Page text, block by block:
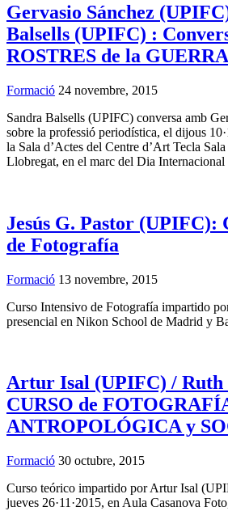
Gervasio Sánchez
Balsells (UPIFC) :
ROSTRES de la
Formació 24 novembre, 2015
Sandra Balsells (UPIFC) conversa amb
sobre la professió periodística, el dijous
la Sala d’Actes del Centre d’Art Tecla
Llobregat, en el marc del Dia Internacional
Jesús G. Pastor (UPIFC):
de Fotografía
Formació 13 novembre, 2015
Curso Intensivo de Fotografía impartido
presencial en Nikon School de Madrid y
Artur Isal (UPIFC) / Ruth
CURSO de
ANTROPOLÓGICA y
Formació 30 octubre, 2015
Curso teórico impartido por Artur Isal
jueves 26·11·2015, en Aula Casanova